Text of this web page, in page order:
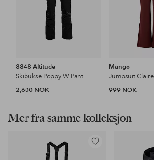
8848 Altitude
Skibukse Poppy W Pant
2,600 NOK
Mango
Jumpsuit Claire
999 NOK
Mer fra samme kolleksjon
Legg